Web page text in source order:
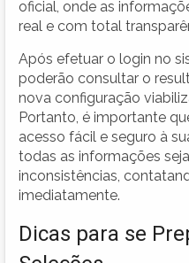
oficial, onde as
real e com total
Após efetuar o login no
poderão consultar o
nova configuração
Portanto, é importante
acesso fácil e seguro à
todas as informações
inconsistências,
imediatamente.
Dicas para se